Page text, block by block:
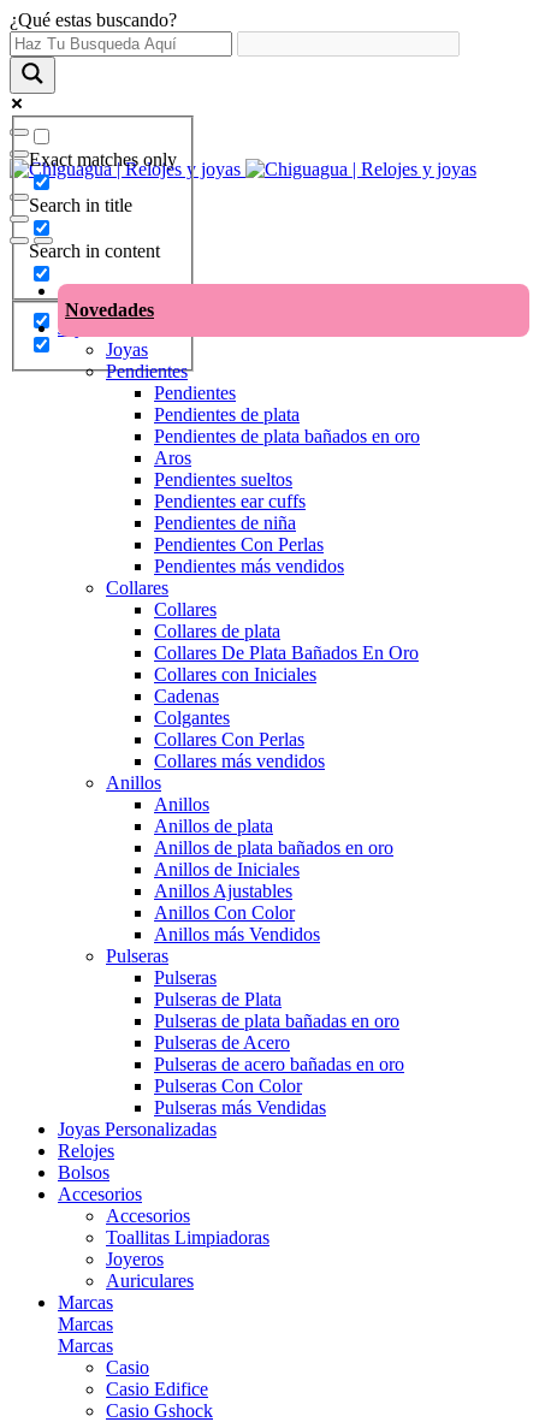
¿Qué estas buscando?
Exact matches only
Search in title
Search in content
Novedades
Joyas
Joyas
Pendientes
Pendientes
Pendientes de plata
Pendientes de plata bañados en oro
Aros
Pendientes sueltos
Pendientes ear cuffs
Pendientes de niña
Pendientes Con Perlas
Pendientes más vendidos
Collares
Collares
Collares de plata
Collares De Plata Bañados En Oro
Collares con Iniciales
Cadenas
Colgantes
Collares Con Perlas
Collares más vendidos
Anillos
Anillos
Anillos de plata
Anillos de plata bañados en oro
Anillos de Iniciales
Anillos Ajustables
Anillos Con Color
Anillos más Vendidos
Pulseras
Pulseras
Pulseras de Plata
Pulseras de plata bañadas en oro
Pulseras de Acero
Pulseras de acero bañadas en oro
Pulseras Con Color
Pulseras más Vendidas
Joyas Personalizadas
Relojes
Bolsos
Accesorios
Accesorios
Toallitas Limpiadoras
Joyeros
Auriculares
Marcas
Marcas
Marcas
Casio
Casio Edifice
Casio Gshock